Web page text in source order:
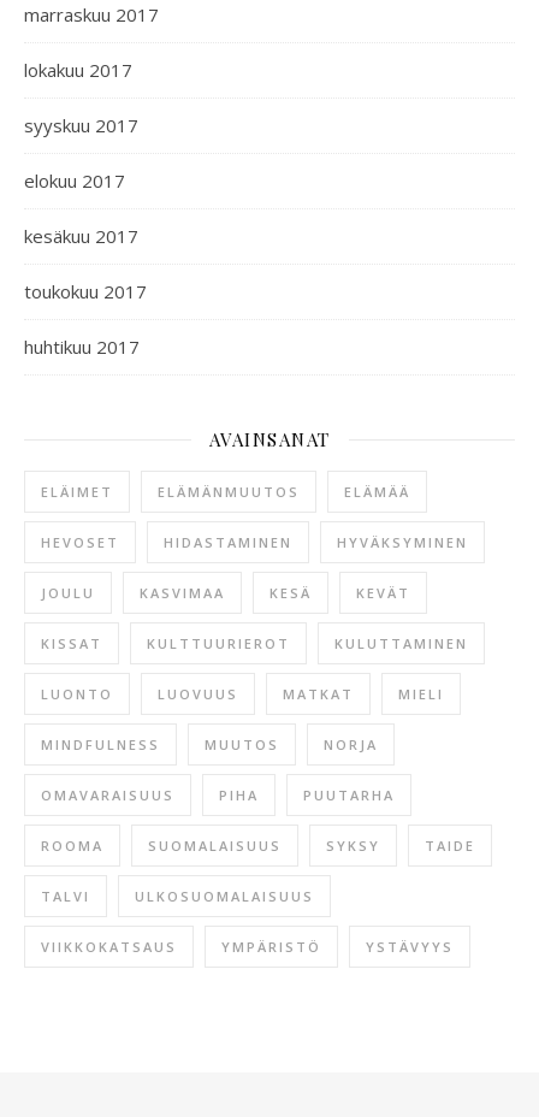
marraskuu 2017
lokakuu 2017
syyskuu 2017
elokuu 2017
kesäkuu 2017
toukokuu 2017
huhtikuu 2017
AVAINSANAT
ELÄIMET ELÄMÄNMUUTOS ELÄMÄÄ
HEVOSET HIDASTAMINEN HYVÄKSYMINEN
JOULU KASVIMAA KESÄ KEVÄT
KISSAT KULTTUURIEROT KULUTTAMINEN
LUONTO LUOVUUS MATKAT MIELI
MINDFULNESS MUUTOS NORJA
OMAVARAISUUS PIHA PUUTARHA
ROOMA SUOMALAISUUS SYKSY TAIDE
TALVI ULKOSUOMALAISUUS
VIIKKOKATSAUS YMPÄRISTÖ YSTÄVYYS